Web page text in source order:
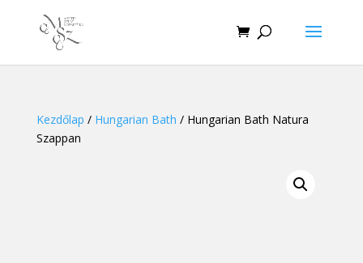
Kezdőlap / Hungarian Bath / Hungarian Bath Natura
Szappan